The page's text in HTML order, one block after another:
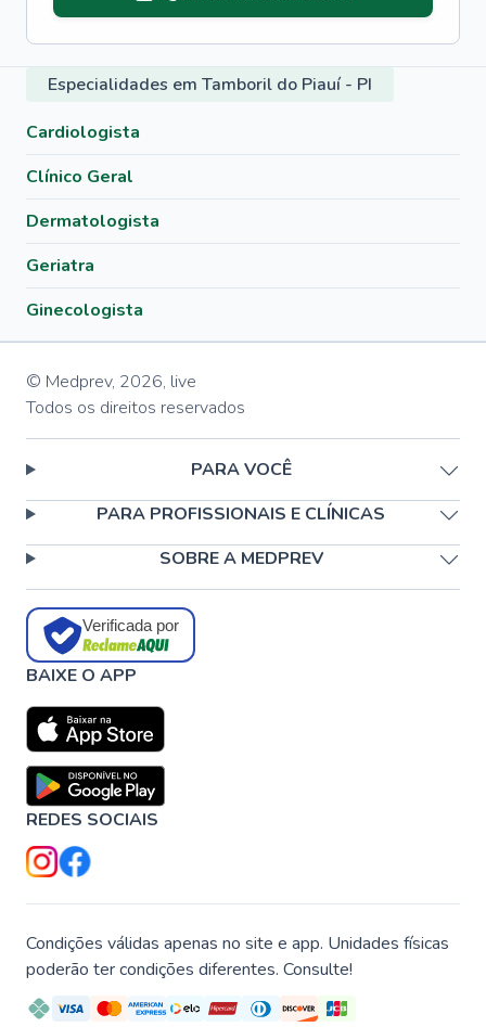
Especialidades em Tamboril do Piauí - PI
Cardiologista
Clínico Geral
Dermatologista
Geriatra
Ginecologista
© Medprev, 2026, live
Todos os direitos reservados
PARA VOCÊ
PARA PROFISSIONAIS E CLÍNICAS
SOBRE A MEDPREV
Verificada por
BAIXE O APP
REDES SOCIAIS
Condições válidas apenas no site e app. Unidades físicas
poderão ter condições diferentes. Consulte!